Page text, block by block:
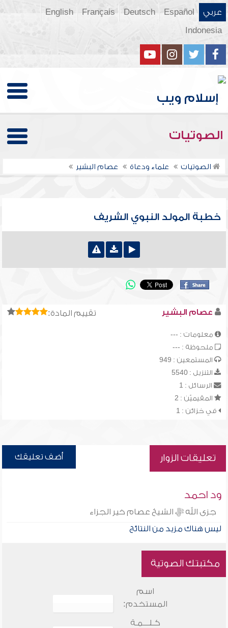
عربي Español
Deutsch
Français
English
Indonesia
الصوتيات
الصوتيات علماء ودعاة عصام البشير
خطبة المولد النبوي الشريف
تقييم المادة: عصام البشير
معلومات : ---
ملحوظة : ---
المستمعين : 949
التنزيل : 5540
الرسائل : 1
المقيميّن : 2
في خزائن : 1
تعليقات الزوار أضف تعليقك
ود احمد
جزى الله ﷻ الشيخ عصام خير الجزاء
ليس هناك مزيد من النتائج
مكتبتك الصوتية
اسم
المستخدم:
كـلـــمـة